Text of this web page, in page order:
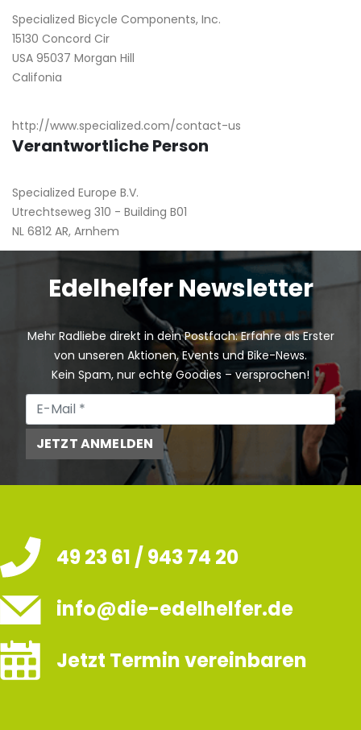
Specialized Bicycle Components, Inc.
15130 Concord Cir
USA 95037 Morgan Hill
Califonia
http://www.specialized.com/contact-us
Verantwortliche Person
Specialized Europe B.V.
Utrechtseweg 310 - Building B01
NL 6812 AR, Arnhem
Edelhelfer Newsletter
Mehr Radliebe direkt in dein Postfach: Erfahre als Erster
von unseren Aktionen, Events und Bike-News.
Kein Spam, nur echte Goodies – versprochen!
JETZT ANMELDEN
49 23 61 / 943 74 20
info@die-edelhelfer.de
Jetzt Termin vereinbaren